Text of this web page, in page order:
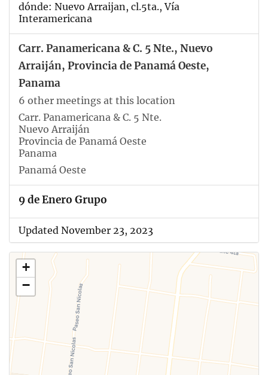
dónde: Nuevo Arraijan, cl.5ta., Vía
Interamericana
Carr. Panamericana & C. 5 Nte., Nuevo
Arraiján, Provincia de Panamá Oeste,
Panama
6 other meetings at this location
Carr. Panamericana & C. 5 Nte.
Nuevo Arraiján
Provincia de Panamá Oeste
Panama
Panamá Oeste
9 de Enero Grupo
Updated November 23, 2023
+
−